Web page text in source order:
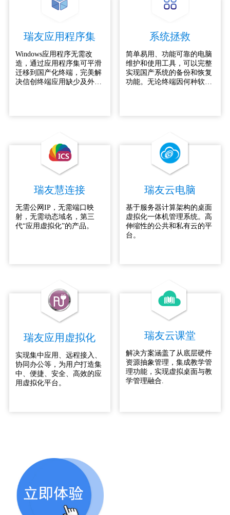
瑞友应用程序集
Windows应用程序无需改
造，通过应用程序集可平滑
迁移到国产化终端，完美解
决信创终端应用缺少及外设
系统拯救
简单易用、功能可靠的电脑
维护和使用工具，可以完整
实现国产系统的备份和恢复
功能。无论终端因何种软件
重新安装，彻底解决了在信
创终端系统所面临的保护和
修复问题。
瑞友慧连接
无需公网IP，无需端口映
射，无需动态域名，第三
代“应用虚拟化”的产品。
瑞友云电脑
基于服务器计算架构的桌面
虚拟化一体机管理系统。高
伸缩性的公共和私有云的平
台。
瑞友应用虚拟化
实现集中应用、远程接入、
协同办公等，为用户打造集
中、便捷、安全、高效的应
用虚拟化平台。
瑞友云课堂
解决方案涵盖了从底层硬件
资源抽象管理，集成教学管
理功能，实现虚拟桌面与教
学管理融合.